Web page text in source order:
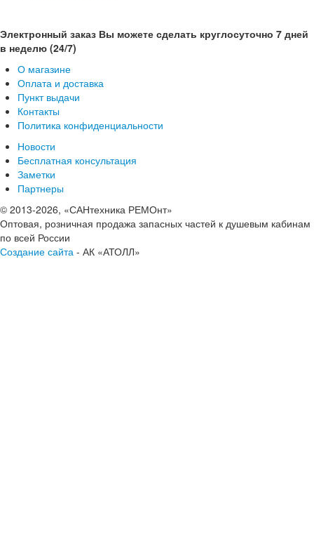
Электронный заказ Вы можете сделать круглосуточно 7 дней
в неделю (24/7)
О магазине
Оплата и доставка
Пункт выдачи
Контакты
Политика конфиденциальности
Новости
Бесплатная консультация
Заметки
Партнеры
© 2013-2026, «САНтехника РЕМОнт»
Оптовая, розничная продажа запасных частей к душевым кабинам
по всей России
Создание сайта - АК «АТОЛЛ»